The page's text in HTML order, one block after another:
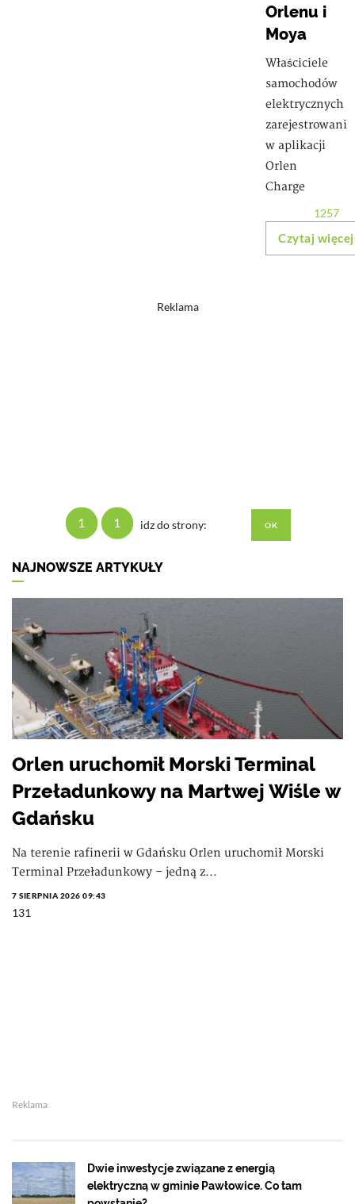
Orlenu i
Moya
Właściciele
samochodów
elektrycznych
zarejestrowani
w aplikacji
Orlen
Charge
1257
Czytaj więcej
Reklama
1 1 idz do strony:
NAJNOWSZE ARTYKUŁY
Orlen uruchomił Morski Terminal
Przeładunkowy na Martwej Wiśle w
Gdańsku
Na terenie rafinerii w Gdańsku Orlen uruchomił Morski
Terminal Przeładunkowy – jedną z...
7 SIERPNIA 2026 09:43
131
Reklama
Dwie inwestycje związane z energią
elektryczną w gminie Pawłowice. Co tam